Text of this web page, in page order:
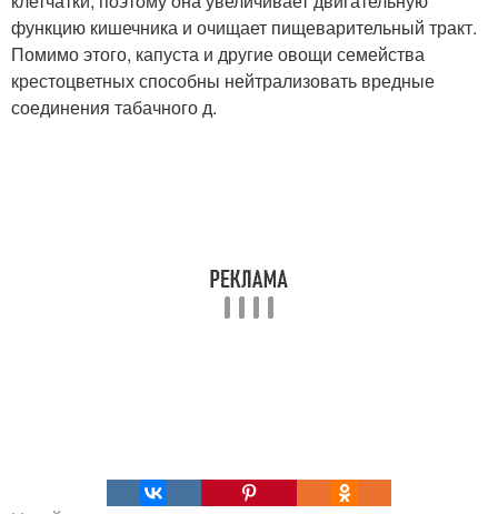
функцию кишечника и очищает пищеварительный тракт.
Помимо этого, капуста и другие овощи семейства
крестоцветных способны нейтрализовать вредные
соединения табачного д.